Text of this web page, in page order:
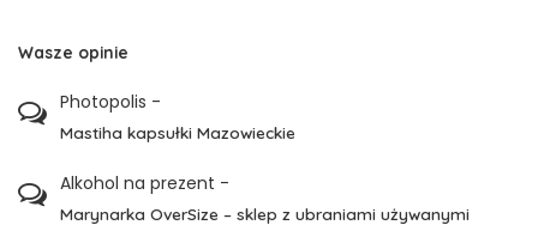
Wasze opinie
Photopolis -
Mastiha kapsułki Mazowieckie
Alkohol na prezent -
Marynarka OverSize – sklep z ubraniami używanymi